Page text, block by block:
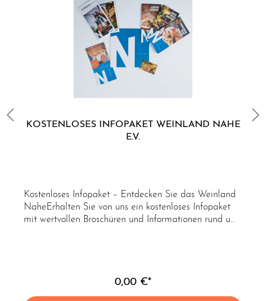
KOSTENLOSES INFOPAKET WEINLAND NAHE
E.V.
Kostenloses Infopaket – Entdecken Sie das Weinland
NaheErhalten Sie von uns ein kostenloses Infopaket
mit wertvollen Broschüren und Informationen rund um
WinzerWanderkarte Naheland TouristikErlebniskarte
Naheland TouristikImagebroschüre Weinland Nahe
0,00 €*